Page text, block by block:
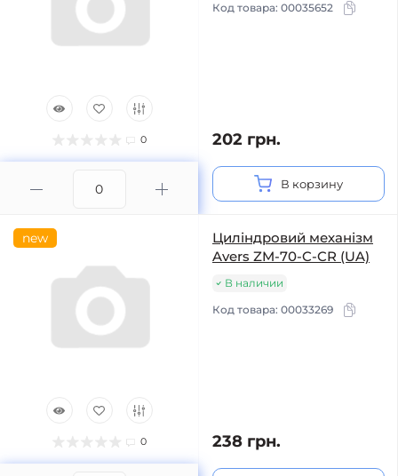
0
Код товара: 00035652
202 грн.
В корзину
new
0
Циліндровий механізм
Avers ZM-70-C-CR (UA)
В наличии
Код товара: 00033269
238 грн.